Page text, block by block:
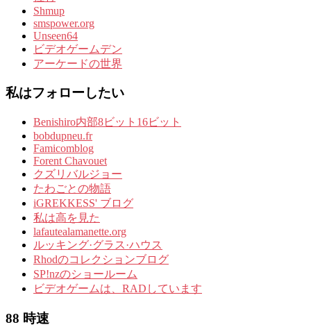
Shmup
smspower.org
Unseen64
ビデオゲームデン
アーケードの世界
私はフォローしたい
Benishiro内部8ビット16ビット
bobdupneu.fr
Famicomblog
Forent Chavouet
クズリバルジョー
たわごとの物語
iGREKKESS' ブログ
私は高を見た
lafautealamanette.org
ルッキング·グラス·ハウス
Rhodのコレクションブログ
SP!nzのショールーム
ビデオゲームは、RADしています
88 時速